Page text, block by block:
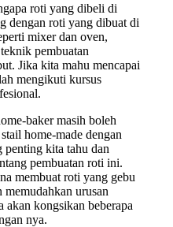
roti yang dibeli di
dengan roti yang dibuat di
mixer dan oven,
pembuatan
Jika kita mahu mencapai
mengikuti kursus
baker masih boleh
home-made dengan
penting kita tahu dan
pembuatan roti ini.
membuat roti yang gebu
memudahkan urusan
kongsikan beberapa
nya.